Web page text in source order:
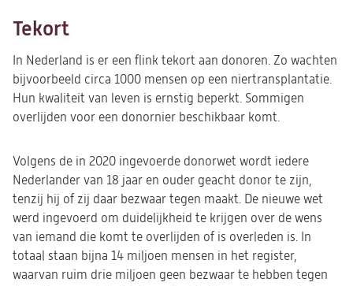
Tekort
In Nederland is er een flink tekort aan donoren. Zo wachten
bijvoorbeeld circa 1000 mensen op een niertransplantatie.
Hun kwaliteit van leven is ernstig beperkt. Sommigen
overlijden voor een donornier beschikbaar komt.
Volgens de in 2020 ingevoerde donorwet wordt iedere
Nederlander van 18 jaar en ouder geacht donor te zijn,
tenzij hij of zij daar bezwaar tegen maakt. De nieuwe wet
werd ingevoerd om duidelijkheid te krijgen over de wens
van iemand die komt te overlijden of is overleden is. In
totaal staan bijna 14 miljoen mensen in het register,
waarvan ruim drie miljoen geen bezwaar te hebben tegen